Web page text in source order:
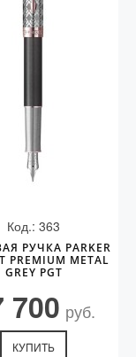
Код.: 363
РУЧКА PARKER
PREMIUM METAL
GREY PGT
700 руб.
КУПИТЬ